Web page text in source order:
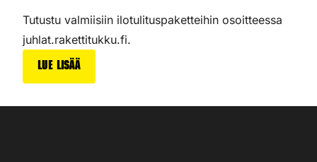
Tutustu valmiisiin ilotulituspaketteihin osoitteessa
juhlat.rakettitukku.fi.
Lue lisää